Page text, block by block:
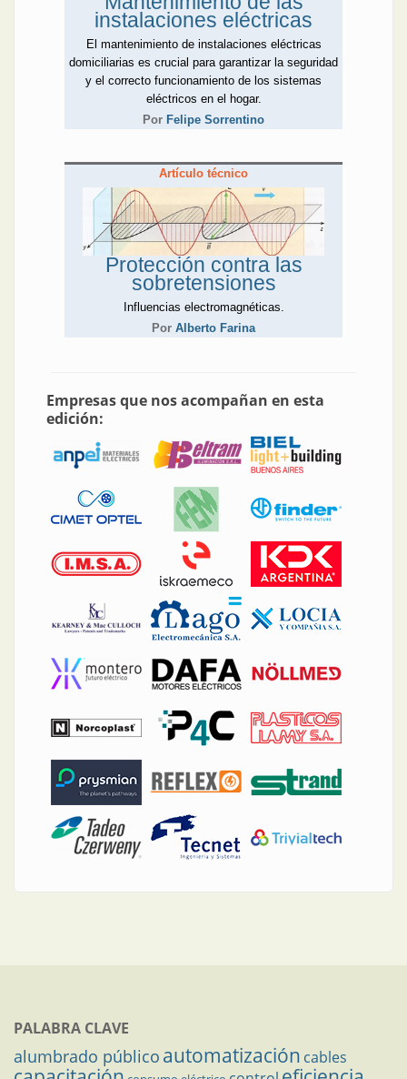
instalaciones eléctricas
El mantenimiento de instalaciones eléctricas
domiciliarias es crucial para garantizar la seguridad
y el correcto funcionamiento de los sistemas
eléctricos en el hogar.
Por Felipe Sorrentino
Artículo técnico
Protección contra las
sobretensiones
Influencias electromagnéticas.
Por Alberto Farina
Empresas que nos acompañan en esta
edición:
PALABRA CLAVE
alumbrado público automatización cables